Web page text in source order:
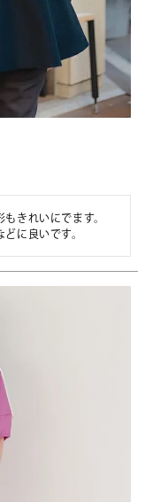
きれいにでます。
に良いです。